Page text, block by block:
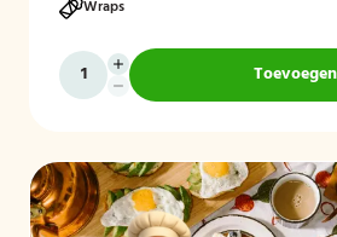
Wraps
Toevoegen